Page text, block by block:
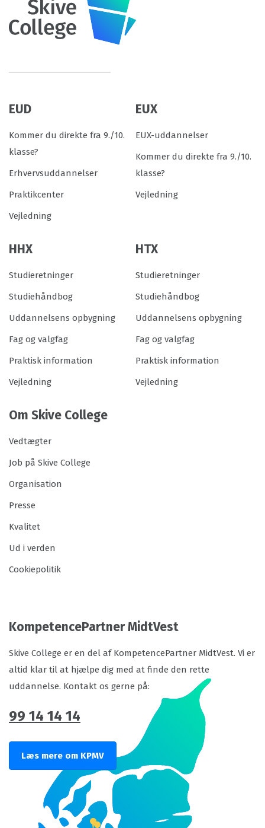
EUD
Kommer du direkte fra 9./10.
klasse?
Erhvervsuddannelser
Praktikcenter
Vejledning
EUX
EUX-uddannelser
Kommer du direkte fra 9./10.
klasse?
Vejledning
HHX
Studieretninger
Studiehåndbog
Uddannelsens opbygning
Fag og valgfag
Praktisk information
Vejledning
HTX
Studieretninger
Studiehåndbog
Uddannelsens opbygning
Fag og valgfag
Praktisk information
Vejledning
Om Skive College
Vedtægter
Job på Skive College
Organisation
Presse
Kvalitet
Ud i verden
Cookiepolitik
KompetencePartner MidtVest
Skive College er en del af KompetencePartner MidtVest. Vi er
altid klar til at hjælpe dig med at finde den rette
uddannelse. Kontakt os gerne på:
99 14 14 14
Læs mere om KPMV